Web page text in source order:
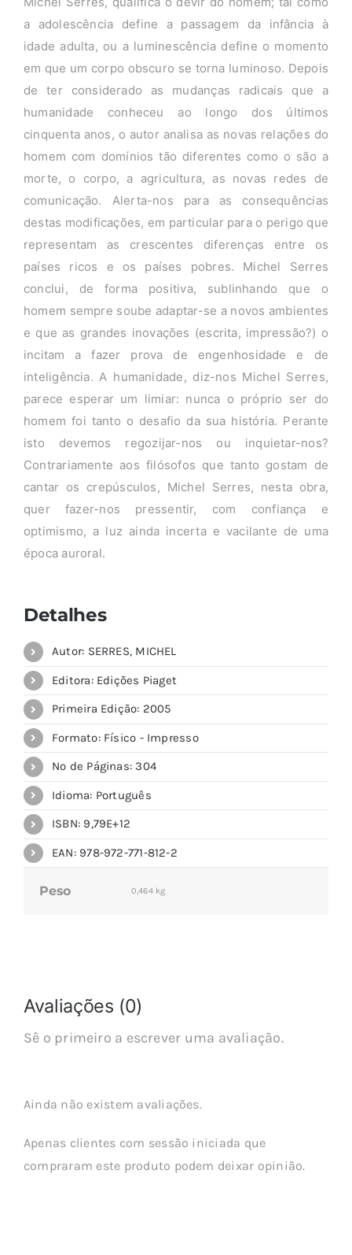
a adolescência define a passagem da infância à
idade adulta, ou a luminescência define o momento
em que um corpo obscuro se torna luminoso. Depois
de ter considerado as mudanças radicais que a
humanidade conheceu ao longo dos últimos
cinquenta anos, o autor analisa as novas relações do
homem com domínios tão diferentes como o são a
morte, o corpo, a agricultura, as novas redes de
comunicação. Alerta-nos para as consequências
destas modificações, em particular para o perigo que
representam as crescentes diferenças entre os
países ricos e os países pobres. Michel Serres
conclui, de forma positiva, sublinhando que o
homem sempre soube adaptar-se a novos ambientes
e que as grandes inovações (escrita, impressão?) o
incitam a fazer prova de engenhosidade e de
inteligência. A humanidade, diz-nos Michel Serres,
parece esperar um limiar: nunca o próprio ser do
homem foi tanto o desafio da sua história. Perante
isto devemos regozijar-nos ou inquietar-nos?
Contrariamente aos filósofos que tanto gostam de
cantar os crepúsculos, Michel Serres, nesta obra,
quer fazer-nos pressentir, com confiança e
optimismo, a luz ainda incerta e vacilante de uma
época auroral.
Detalhes
Autor: SERRES, MICHEL
Editora: Edições Piaget
Primeira Edição: 2005
Formato: Físico - Impresso
Nº de Páginas: 304
Idioma: Português
ISBN: 9,79E+12
EAN: 978-972-771-812-2
Peso 0,464 kg
Avaliações (0)
Sê o primeiro a escrever uma avaliação.
Ainda não existem avaliações.
Apenas clientes com sessão iniciada que
compraram este produto podem deixar opinião.